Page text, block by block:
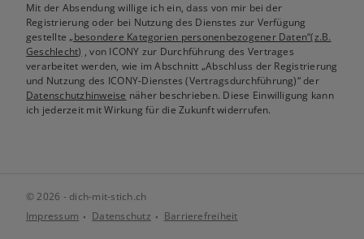
Mit der Absendung willige ich ein, dass von mir bei der
Registrierung oder bei Nutzung des Dienstes zur Verfügung
gestellte„besondere Kategorien personenbezogener Daten“(z.B.
Geschlecht) , von ICONY zur Durchführung des Vertrages
verarbeitet werden, wie im Abschnitt „Abschluss der Registrierung
und Nutzung des ICONY-Dienstes (Vertragsdurchführung)“ der
Datenschutzhinweise näher beschrieben. Diese Einwilligung kann
ich jederzeit mit Wirkung für die Zukunft widerrufen.
© 2026 - dich-mit-stich.ch
Impressum
Datenschutz Barrierefreiheit